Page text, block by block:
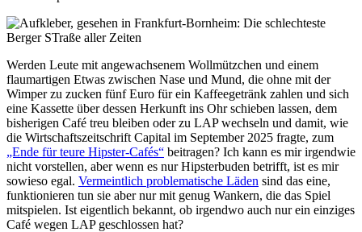
Werden Leute mit angewachsenem Wollmützchen und einem
flaumartigen Etwas zwischen Nase und Mund, die ohne mit der
Wimper zu zucken fünf Euro für ein Kaffeegetränk zahlen und sich
eine Kassette über dessen Herkunft ins Ohr schieben lassen, dem
bisherigen Café treu bleiben oder zu LAP wechseln und damit, wie
die Wirtschaftszeitschrift Capital im September 2025 fragte, zum
„Ende für teure Hipster-Cafés“ beitragen? Ich kann es mir irgendwie
nicht vorstellen, aber wenn es nur Hipsterbuden betrifft, ist es mir
sowieso egal. Vermeintlich problematische Läden sind das eine,
funktionieren tun sie aber nur mit genug Wankern, die das Spiel
mitspielen. Ist eigentlich bekannt, ob irgendwo auch nur ein einziges
Café wegen LAP geschlossen hat?